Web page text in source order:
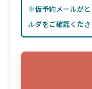
※仮予約メールがと
ルダをご確認くださ